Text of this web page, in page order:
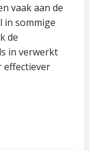
vaak aan de
in sommige
de
in verwerkt
effectiever